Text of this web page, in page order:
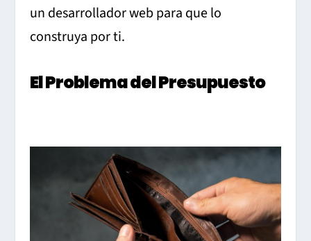
un desarrollador web para que lo
construya por ti.
El Problema del Presupuesto